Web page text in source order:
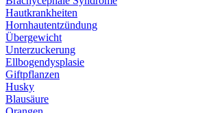
Hautkrankheiten
Hornhautentzündung
Übergewicht
Unterzuckerung
Ellbogendysplasie
Giftpflanzen
Husky
Blausäure